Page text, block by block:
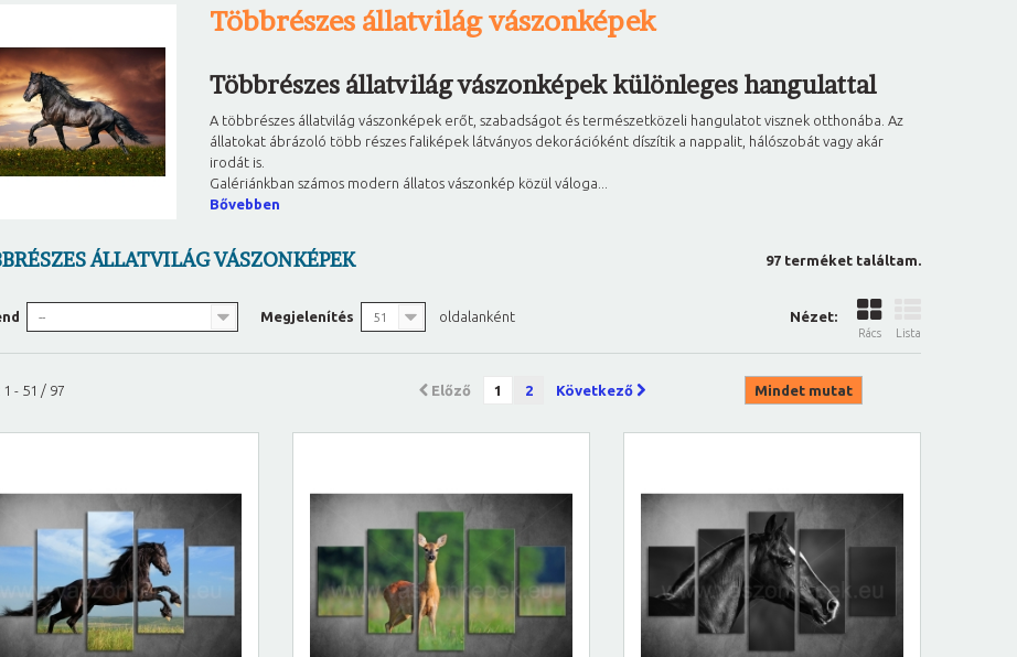
Többrészes állatvilág vászonképek
Többrészes állatvilág vászonképek különleges hangulattal
A többrészes állatvilág vászonképek erőt, szabadságot és természetközeli hangulatot visznek otthonába. Az
állatokat ábrázoló több részes faliképek látványos dekorációként díszítik a nappalit, hálószobát vagy akár
irodát is.
Galériánkban számos modern állatos vászonkép közül váloga...
Bővebben
ÁLLATVILÁG VÁSZONKÉPEK 97 terméket találtam.
Nézet:
Rács Lista
-- Megjelenítés 51 oldalanként
Mindet mutat
Előző 1 2 Következő
- 51 / 97